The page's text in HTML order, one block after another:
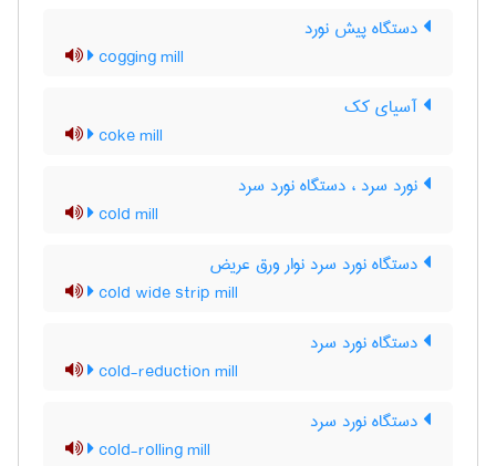
دستگاه پیش نورد
cogging mill
آسیای کک
coke mill
نورد سرد ، دستگاه نورد سرد
cold mill
دستگاه نورد سرد نوار ورق عریض
cold wide strip mill
دستگاه نورد سرد
cold-reduction mill
دستگاه نورد سرد
cold-rolling mill